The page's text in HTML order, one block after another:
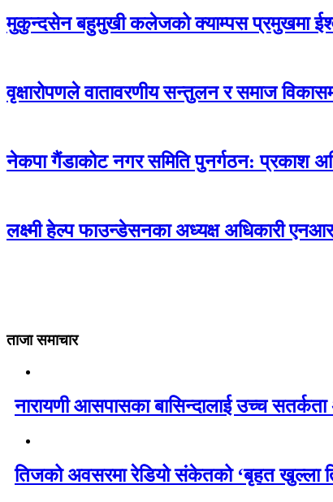
मुकुन्दसेन बहुमुखी कलेजको क्याम्पस प्रमुखमा
वृक्षारोपणले वातावरणीय सन्तुलन र समाज
नेकपा गैंडाकोट नगर समिति पुनर्गठन: प्रकाश
लक्ष्मी हेल्प फाउन्डेसनका अध्यक्ष अधिकारी
ताजा समाचार
नारायणी आसपासका बासिन्दालाई उच्च
तिजको अवसरमा रेडियो संकेतको ‘बृहत खुल्ला